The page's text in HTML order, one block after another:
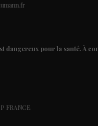
dangereux pour la santé. À
FRANCE